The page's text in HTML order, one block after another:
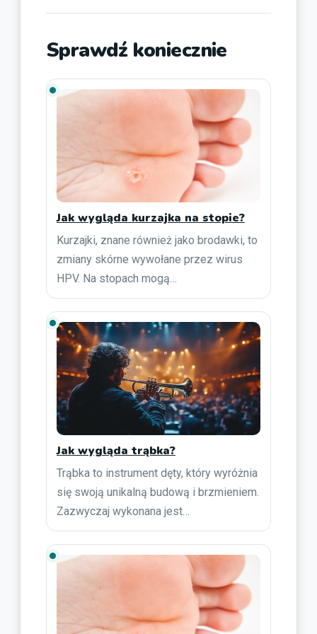
Sprawdź koniecznie
Jak wygląda kurzajka na stopie?
Kurzajki, znane również jako brodawki, to
zmiany skórne wywołane przez wirus
HPV. Na stopach mogą…
Jak wygląda trąbka?
Trąbka to instrument dęty, który wyróżnia
się swoją unikalną budową i brzmieniem.
Zazwyczaj wykonana jest…